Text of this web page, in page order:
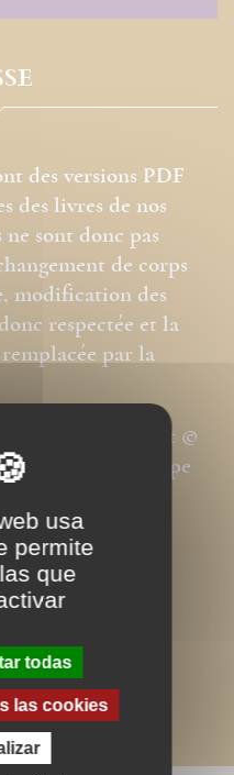
des versions PDF
des livres de nos
ne sont donc pas
de corps
modification des
respectée et la
par la
le logiciel Acrobat ©
tactiles de type
usa
permite
que
todas
las cookies